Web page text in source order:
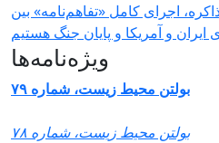
اجرای کامل «تفاهم‌نامه» بین
ویژه‌نامه‌ها
بولتن محیط زیست، شماره ۷۹
بولتن محیط زیست، شماره ۷۸